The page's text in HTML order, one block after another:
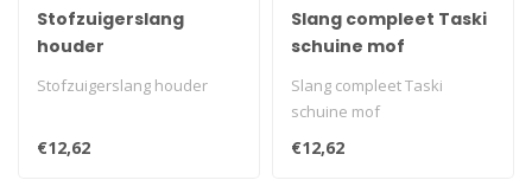
Stofzuigerslang
houder
Stofzuigerslang houder
€12,62
Slang compleet Taski
schuine mof
Slang compleet Taski
schuine mof
€12,62